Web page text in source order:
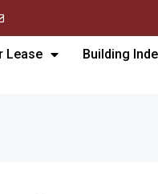
Lease Building